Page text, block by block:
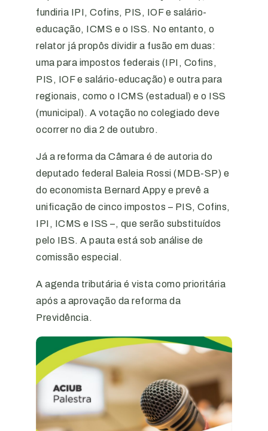
fundiria IPI, Cofins, PIS, IOF e salário-
educação, ICMS e o ISS. No entanto, o
relator já propôs dividir a fusão em duas:
uma para impostos federais (IPI, Cofins,
PIS, IOF e salário-educação) e outra para
regionais, como o ICMS (estadual) e o ISS
(municipal). A votação no colegiado deve
ocorrer no dia 2 de outubro.
Já a reforma da Câmara é de autoria do
deputado federal Baleia Rossi (MDB-SP) e
do economista Bernard Appy e prevê a
unificação de cinco impostos – PIS, Cofins,
IPI, ICMS e ISS –, que serão substituídos
pelo IBS. A pauta está sob análise de
comissão especial.
A agenda tributária é vista como prioritária
após a aprovação da reforma da
Previdência.